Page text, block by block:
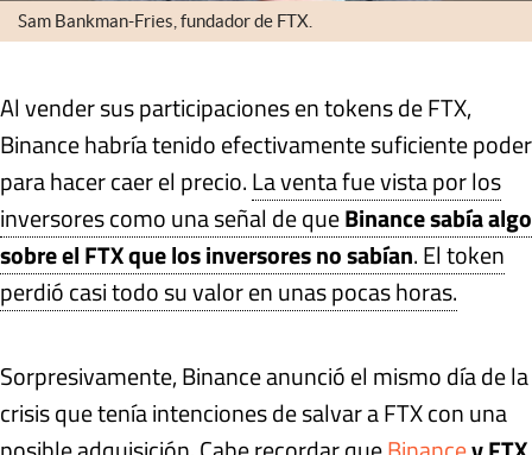
Sam Bankman-Fries, fundador de FTX.
Al vender sus participaciones en tokens de FTX,
Binance habría tenido efectivamente suficiente poder
para hacer caer el precio.La venta fue vista por los
inversores como una señal de queBinance sabía algo
sobre el FTX que los inversores no sabían. El token
perdió casi todo su valor en unas pocas horas.
Sorpresivamente, Binance anunció el mismo día de la
crisis que tenía intenciones de salvar a FTX con una